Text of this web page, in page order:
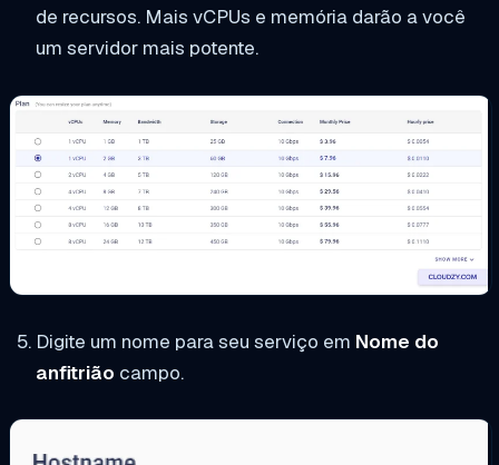
de recursos. Mais vCPUs e memória darão a você
um servidor mais potente.
Digite um nome para seu serviço em Nome do
anfitrião campo.